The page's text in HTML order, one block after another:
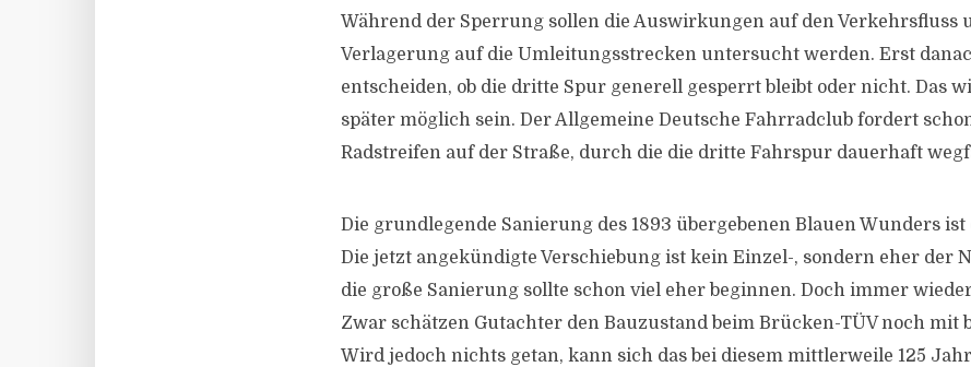
Während der Sperrung sollen die Auswirkungen auf den Verkehrsfluss
Verlagerung auf die Umleitungsstrecken untersucht werden. Erst
entscheiden, ob die dritte Spur generell gesperrt bleibt oder nicht. Das
später möglich sein. Der Allgemeine Deutsche Fahrradclub fordert
Radstreifen auf der Straße, durch die die dritte Fahrspur dauerhaft
Die grundlegende Sanierung des 1893 übergebenen Blauen Wunders
Die jetzt angekündigte Verschiebung ist kein Einzel-, sondern eher der
die große Sanierung sollte schon viel eher beginnen. Doch immer
Zwar schätzen Gutachter den Bauzustand beim Brücken-TÜV noch mit
Wird jedoch nichts getan, kann sich das bei diesem mittlerweile 125